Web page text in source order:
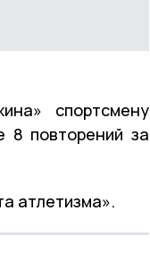
спортсмену
8 повторений за
атлетизма».